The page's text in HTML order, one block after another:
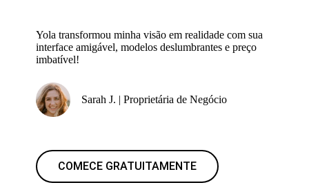
Yola transformou minha visão em realidade com sua
interface amigável, modelos deslumbrantes e preço
imbatível!
Sarah J. | Proprietária de Negócio
COMECE GRATUITAMENTE